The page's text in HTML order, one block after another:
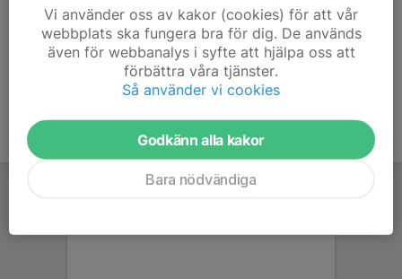
Position
-
11 år
Vi använder oss av kakor (cookies) för att vår
webbplats ska fungera bra för dig. De används
även för webbanalys i syfte att hjälpa oss att
förbättra våra tjänster.
Så använder vi cookies
Godkänn alla kakor
Bara nödvändiga